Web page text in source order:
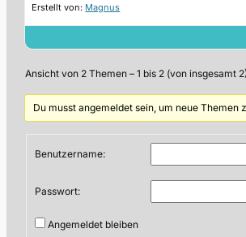
Erstellt von: Magnus
Ansicht von 2 Themen – 1 bis 2 (von insgesamt 2)
Du musst angemeldet sein, um neue Themen
Benutzername:
Passwort:
Angemeldet bleiben